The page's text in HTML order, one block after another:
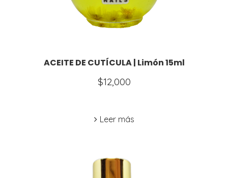
ACEITE DE CUTÍCULA | Limón 15ml
$12,000
Leer más